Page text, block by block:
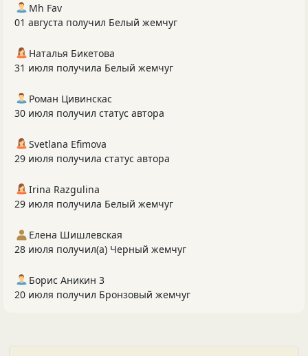
Mh Fav
01 августа получил Белый жемчуг
Наталья Бикетова
31 июля получила Белый жемчуг
Роман Цивинскас
30 июля получил статус автора
Svetlana Efimova
29 июля получила статус автора
Irina Razgulina
29 июля получила Белый жемчуг
Елена Шишлевская
28 июля получил(а) Черный жемчуг
Борис Аникин 3
20 июля получил Бронзовый жемчуг